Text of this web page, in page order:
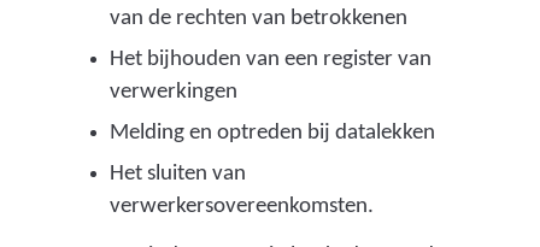
van de rechten van betrokkenen
Het bijhouden van een register van
verwerkingen
Melding en optreden bij datalekken
Het sluiten van
verwerkersovereenkomsten.